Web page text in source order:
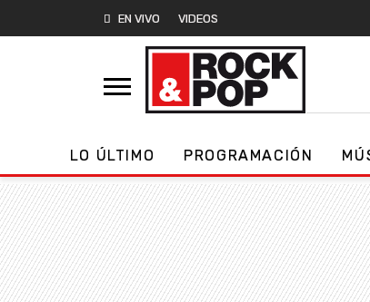
EN VIVO VIDEOS
LO ÚLTIMO PROGRAMACIÓN